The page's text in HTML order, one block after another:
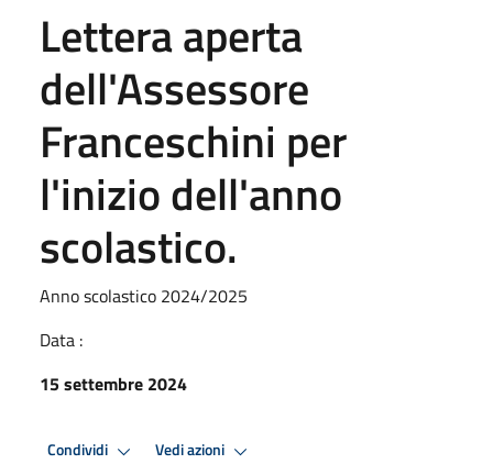
Lettera aperta
dell'Assessore
Franceschini per
l'inizio dell'anno
scolastico.
Anno scolastico 2024/2025
Data :
15 settembre 2024
Condividi Vedi azioni